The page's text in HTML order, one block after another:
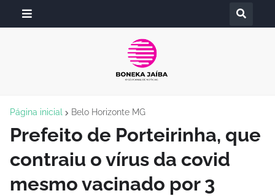
Página inicial Belo Horizonte MG
Prefeito de Porteirinha, que
contraiu o vírus da covid
mesmo vacinado por 3